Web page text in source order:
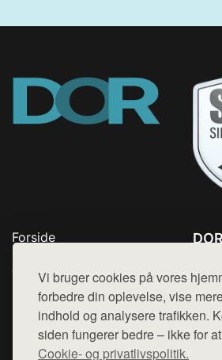
Vi bruger cookies på vores
forbedre din oplevelse, vise
indhold og analysere trafikken.
siden fungerer bedre – ikke for
Cookie- og privatlivspolitik.
Forside
Top Rabatter
Kontakt
Mail: